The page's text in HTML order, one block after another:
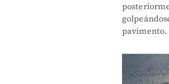
pavimento.